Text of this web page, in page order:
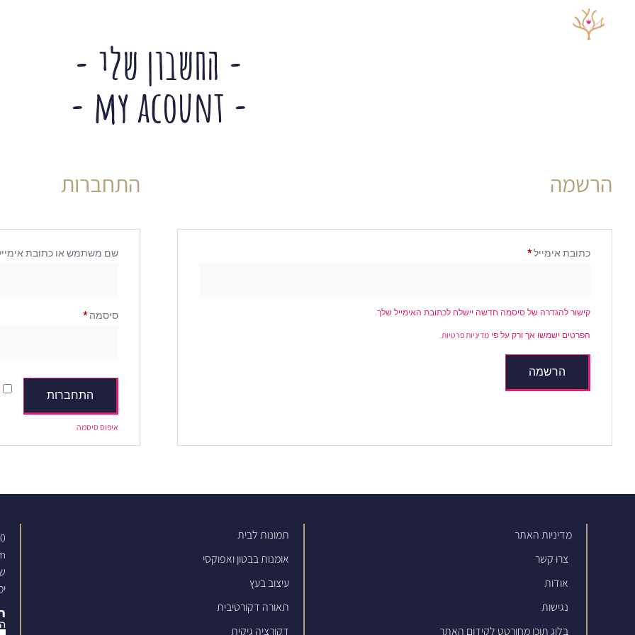
- החשבון שלי -
- my acount -
התחברות
שם משתמש או כתובת
סיסמה*
התחברות
איפוס סיסמה
הרשמה
כתובת אימייל*
קישור להגדרה של סיסמה חדשה יישלח לכתובת האימייל שלך.
הפרטים ישמשו אך ורק על פי מדיניות פרטיות.
הרשמה
מדיניות האתר
צרו קשר
אודות
נגישות
בלוג תוכן מחורטט לקידום האתר
תמונות לבית
אומנות בבטון ואפוקסי
עיצוב בעץ
תאורה דקורטיבית
דקורציה גיקית